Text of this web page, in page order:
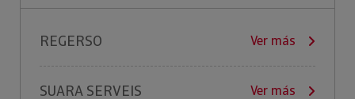
REGERSO Ver más
SUARA SERVEIS Ver más